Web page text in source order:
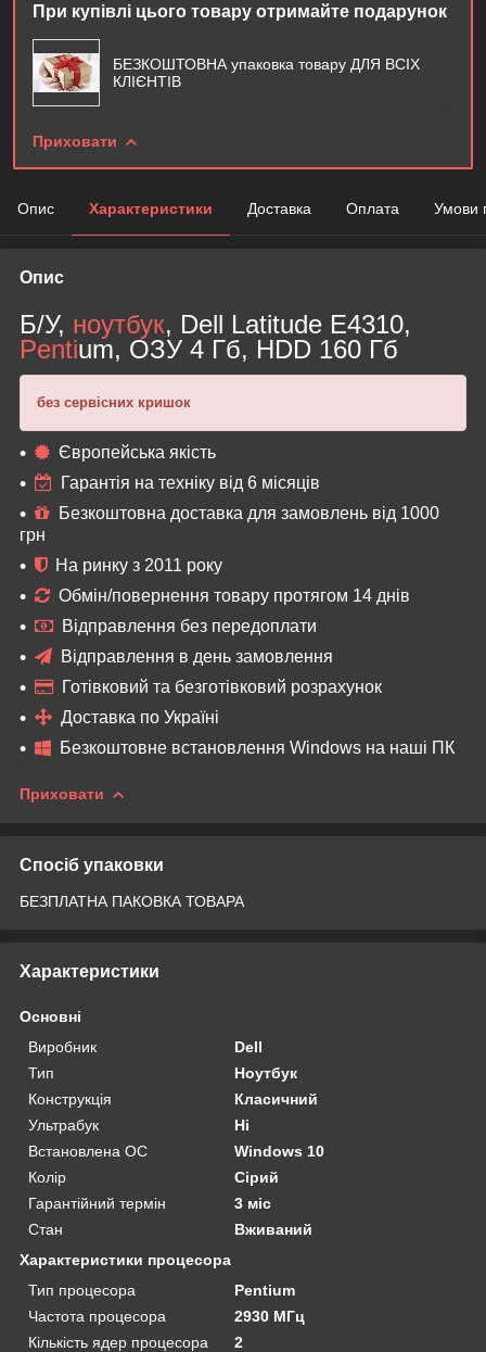
При купівлі цього товару отримайте подарунок
БЕЗКОШТОВНА упаковка товару ДЛЯ ВСІХ
КЛІЄНТІВ
Приховати
Опис Характеристики Доставка Оплата Умови
Опис
Б/У, ноутбук, Dell Latitude E4310,
Pentium, ОЗУ 4 Гб, HDD 160 Гб
без сервісних кришок
Європейська якість
Гарантія на техніку від 6 місяців
Безкоштовна доставка для замовлень від 1000
грн
На ринку з 2011 року
Обмін/повернення товару протягом 14 днів
Відправлення без передоплати
Відправлення в день замовлення
Готівковий та безготівковий розрахунок
Доставка по Україні
Безкоштовне встановлення Windows на наші ПК
Приховати
Спосіб упаковки
БЕЗПЛАТНА ПАКОВКА ТОВАРА
Характеристики
Основні
Виробник
Dell
Тип
Ноутбук
Конструкція
Класичний
Ультрабук
Ні
Встановлена ОС
Windows 10
Колір
Сірий
Гарантійний термін
3 міс
Стан
Вживаний
Характеристики процесора
Тип процесора
Pentium
Частота процесора
2930 МГц
Кількість ядер процесора
2